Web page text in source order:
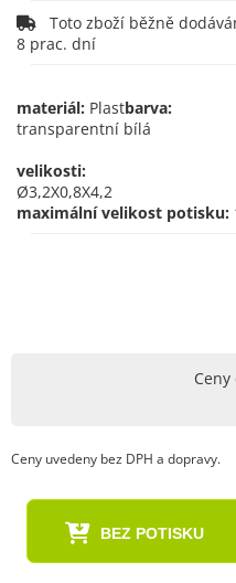
Toto zboží běžně
8 prac. dní
materiál: Plastbarva:
transparentní bílá
velikosti:
Ø3,2X0,8X4,2
maximální velikost potisku:
Ceny uvedeny bez DPH a dopravy.
BEZ POTISKU